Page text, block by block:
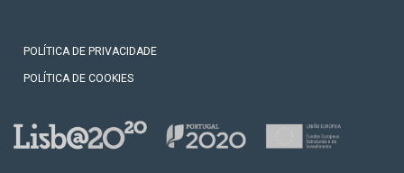
POLÍTICA DE PRIVACIDADE
POLÍTICA DE COOKIES